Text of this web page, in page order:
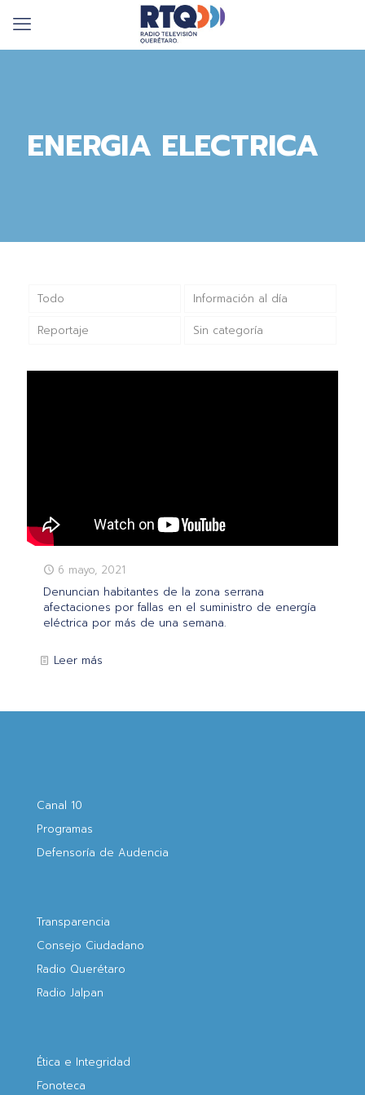
ENERGIA ELECTRICA
Todo Información al día
Reportaje Sin categoría
6 mayo, 2021
Denuncian habitantes de la zona serrana
afectaciones por fallas en el suministro de energía
eléctrica por más de una semana.
Leer más
Canal 10
Programas
Defensoría de Audencia
Transparencia
Consejo Ciudadano
Radio Querétaro
Radio Jalpan
Ética e Integridad
Fonoteca